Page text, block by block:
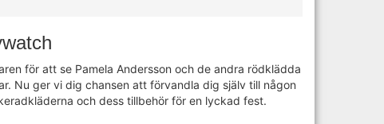
för att se Pamela Andersson och de andra rödklädda
Nu ger vi dig chansen att förvandla dig själv till någon
och dess tillbehör för en lyckad fest.